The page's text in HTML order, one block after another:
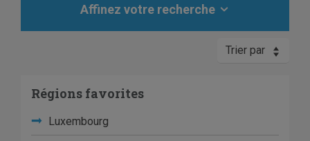
Affinez votre recherche
Trier par
Régions favorites
Luxembourg